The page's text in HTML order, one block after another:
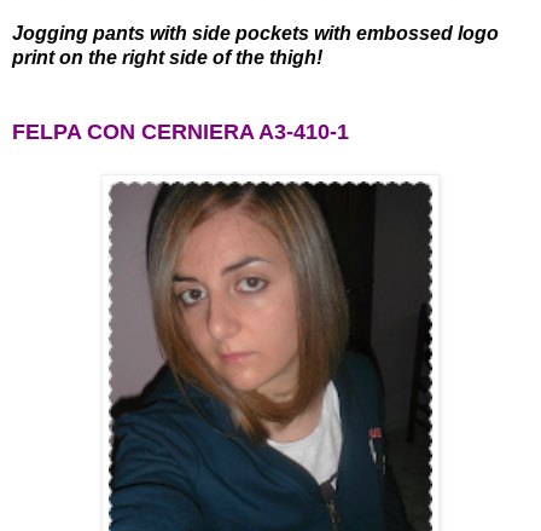
Jogging pants with side pockets with embossed logo
print on the right side of the thigh!
FELPA CON CERNIERA A3-410-1